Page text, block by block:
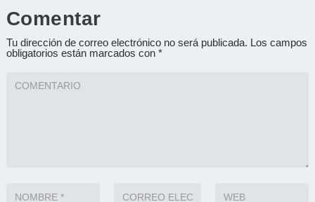
Comentar
Tu dirección de correo electrónico no será publicada. Los campos
obligatorios están marcados con *